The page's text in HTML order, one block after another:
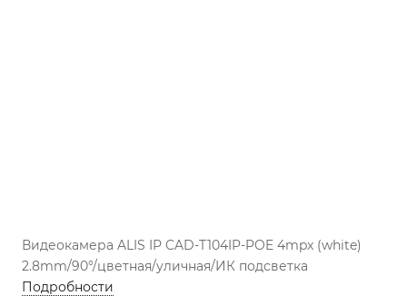
Видеокамера ALIS IP CAD-T104IP-POE 4mpx (white)
2.8mm/90°/цветная/уличная/ИК подсветка
Подробности